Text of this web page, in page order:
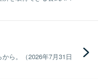
ら。（2026年7月31日